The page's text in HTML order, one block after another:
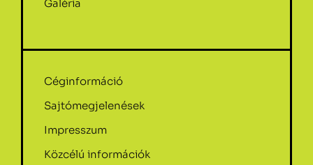
Galéria
Céginformáció
Sajtómegjelenések
Impresszum
Közcélú információk